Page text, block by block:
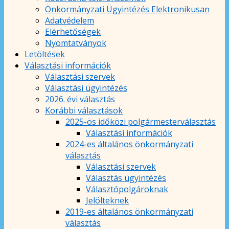
Önkormányzati Ügyintézés Elektronikusan
Adatvédelem
Elérhetőségek
Nyomtatványok
Letöltések
Választási információk
Választási szervek
Választási ügyintézés
2026. évi választás
Korábbi választások
2025-ös időközi polgármesterválasztás
Választási információk
2024-es általános önkormányzati
választás
Választási szervek
Választás ügyintézés
Választópolgároknak
Jelölteknek
2019-es általános önkormányzati
választás